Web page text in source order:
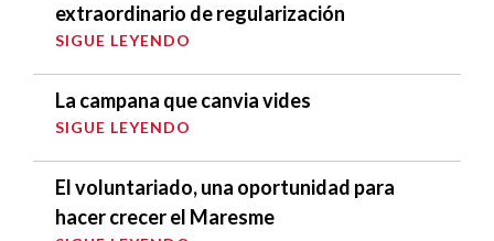
extraordinario de regularización
SIGUE LEYENDO
La campana que canvia vides
SIGUE LEYENDO
El voluntariado, una oportunidad para
hacer crecer el Maresme